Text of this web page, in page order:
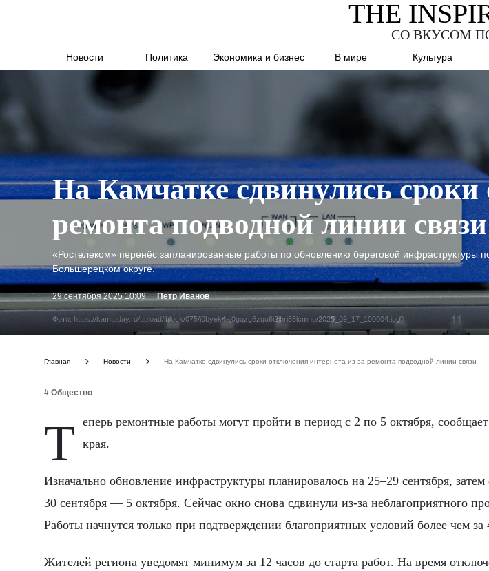
THE
СО ВКУСОМ
Новости Политика Экономика и бизнес В мире Культура
Фото: https://kamtoday.ru/upload/iblock/075/j0byek4aj0gqzg8zqu6i2jhri55lcmno/2025_09_17_100004.jpg
На Камчатке сдвинулись сроки
ремонта подводной линии связи
«Ростелеком» перенёс запланированные работы по обновлению береговой инфраструктуры
Большерецком округе.
29 сентября 2025 10:09 Петр Иванов
Главная Новости На Камчатке сдвинулись сроки отключения интернета из-за ремонта подводной линии связи
# Общество
Теперь ремонтные работы могут пройти в период с 2 по 5 октября, сообщает правительство Камчатского края.
Изначально обновление инфраструктуры планировалось на 25–29 сентября,
30 сентября — 5 октября. Сейчас окно снова сдвинули из-за неблагоприятного
Работы начнутся только при подтверждении благоприятных условий более чем за
Жителей региона уведомят минимум за 12 часов до старта работ. На время